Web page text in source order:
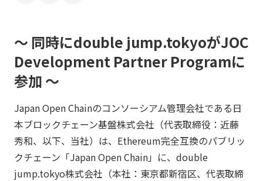
〜 同時にdouble jump.tokyoがJOC
Development Partner Programに
参加 ～
Japan Open Chainのコンソーシアム管理会社である日
本ブロックチェーン基盤株式会社（代表取締役：近藤
秀和、以下、当社）は、Ethereum完全互換のパブリッ
クチェーン「Japan Open Chain」に、double
jump.tokyo株式会社（本社：東京都新宿区、代表取締